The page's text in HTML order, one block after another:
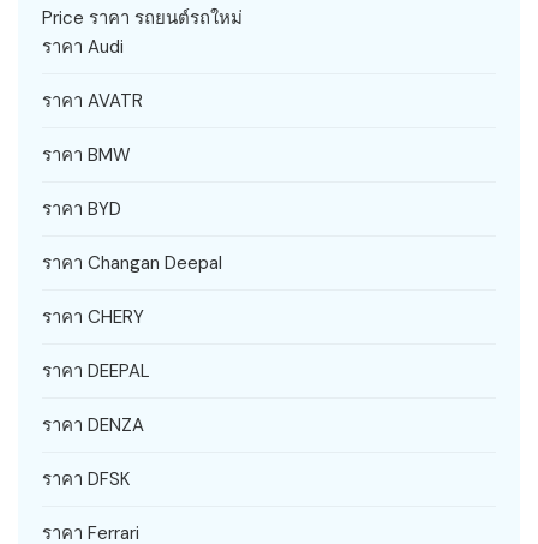
Price ราคา รถยนต์รถใหม่
ราคา Audi
ราคา AVATR
ราคา BMW
ราคา BYD
ราคา Changan Deepal
ราคา CHERY
ราคา DEEPAL
ราคา DENZA
ราคา DFSK
ราคา Ferrari